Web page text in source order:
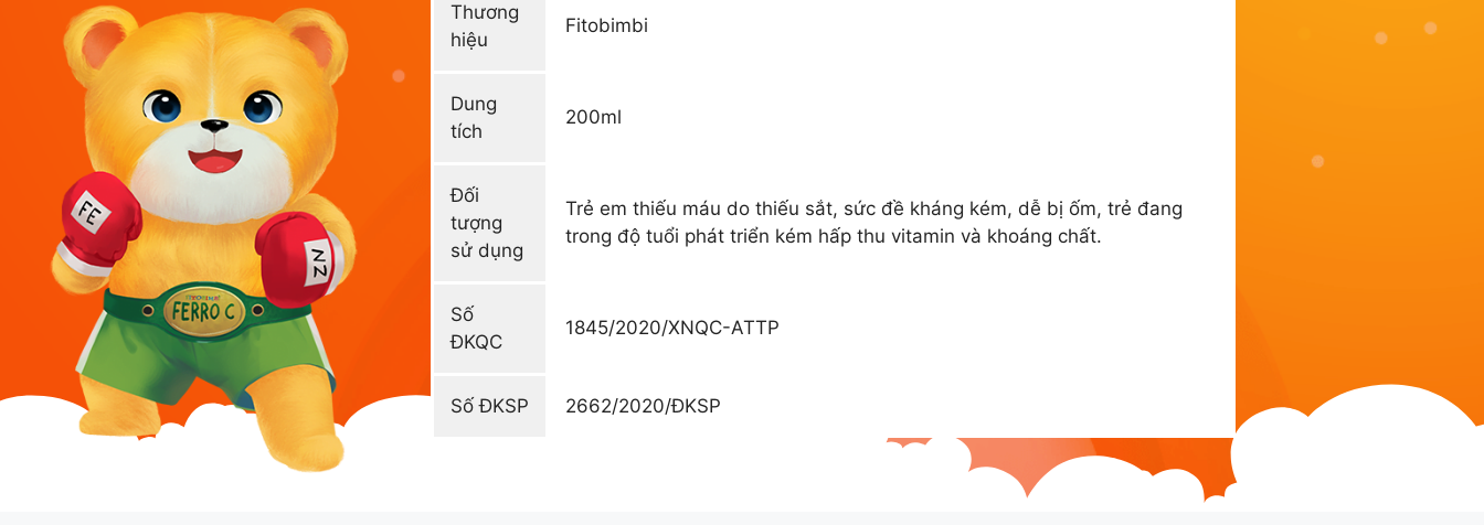
Thương
hiệu
Fitobimbi
Dung
tích
200ml
Đối
tượng
sử dụng
Trẻ em thiếu máu do thiếu sắt, sức đề kháng kém, dễ bị ốm, trẻ đang
trong độ tuổi phát triển kém hấp thu vitamin và khoáng chất.
Số
ĐKQC
1845/2020/XNQC-ATTP
Số ĐKSP 2662/2020/ĐKSP